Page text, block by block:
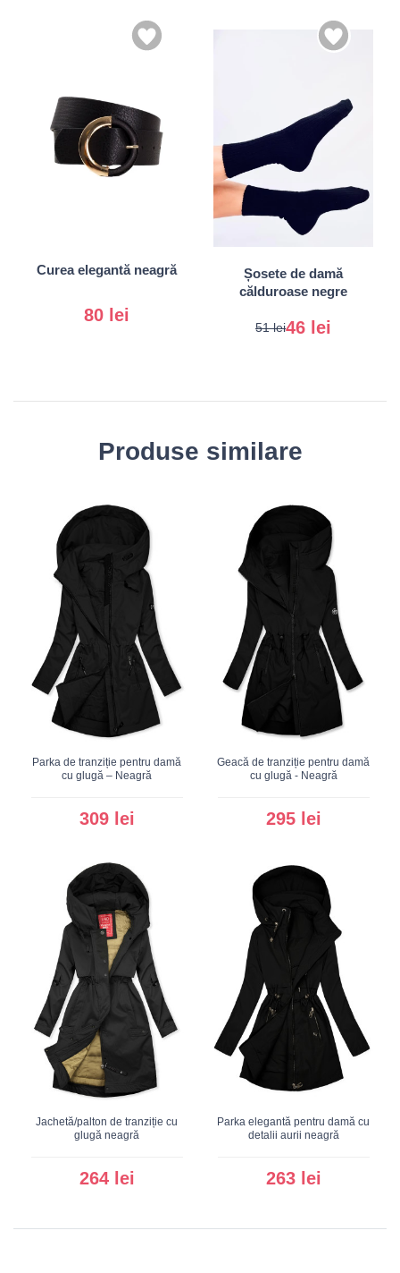
Curea elegantă neagră
80 lei
Șosete de damă
călduroase negre
46 lei
51 lei
35-38
Produse similare
Parka de tranziție pentru damă
cu glugă – Neagră
309 lei
Geacă de tranziție pentru damă
cu glugă - Neagră
295 lei
Jachetă/palton de tranziție cu
glugă neagră
264 lei
Parka elegantă pentru damă cu
detalii aurii neagră
263 lei